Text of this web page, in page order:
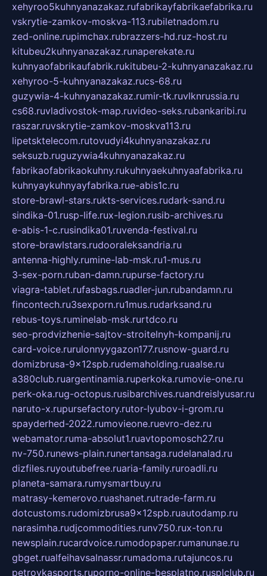
xehyroo5kuhnyanazakaz.rufabrikayfabrikaefabrika.ru
vskrytie-zamkov-moskva-113.rubiletnadom.ru
zed-online.rupimchax.rubrazzers-hd.ruz-host.ru
kitubeu2kuhnyanazakaz.runaperekate.ru
kuhnyaofabrikaufabrik.rukitubeu-2-kuhnyanazakaz.ru
xehyroo-5-kuhnyanazakaz.rucs-68.ru
guzywia-4-kuhnyanazakaz.rumir-tk.ruvlknrussia.ru
cs68.ruvladivostok-map.ruvideo-seks.rubankaribi.ru
raszar.ruvskrytie-zamkov-moskva113.ru
lipetsktelecom.rutovudyi4kuhnyanazakaz.ru
seksuzb.ruguzywia4kuhnyanazakaz.ru
fabrikaofabrikaokuhny.rukuhnyaekuhnyaafabrika.ru
kuhnyaykuhnyayfabrika.rue-abis1c.ru
store-brawl-stars.rukts-services.rudark-sand.ru
sindika-01.rusp-life.rux-legion.rusib-archives.ru
e-abis-1-c.rusindika01.ruvenda-festival.ru
store-brawlstars.rudooraleksandria.ru
antenna-highly.rumine-lab-msk.ru1-mus.ru
3-sex-porn.ruban-damn.rupurse-factory.ru
viagra-tablet.rufasbags.ruadler-jun.rubandamn.ru
fincontech.ru3sexporn.ru1mus.rudarksand.ru
rebus-toys.ruminelab-msk.rurtdco.ru
seo-prodvizhenie-sajtov-stroitelnyh-kompanij.ru
card-voice.rurulonnyygazon177.rusnow-guard.ru
domizbrusa-9x12spb.rudemaholding.ruaalse.ru
a380club.ruargentinamia.ruperkoka.rumovie-one.ru
perk-oka.rug-octopus.rusibarchives.ruandreislyusar.ru
naruto-x.rupursefactory.rutor-lyubov-i-grom.ru
spayderhed-2022.rumovieone.ruevro-dez.ru
webamator.ruma-absolut1.ruavtopomosch27.ru
nv-750.runews-plain.runertansaga.rudelanalad.ru
dizfiles.ruyoutubefree.ruaria-family.ruroadli.ru
planeta-samara.rumysmartbuy.ru
matrasy-kemerovo.ruashanet.rutrade-farm.ru
dotcustoms.rudomizbrusa9x12spb.ruautodamp.ru
narasimha.rudjcommodities.runv750.rux-ton.ru
newsplain.rucardvoice.rumodopaper.rumanunae.ru
gbget.rualfeihavsalnassr.rumadoma.rutajuncos.ru
petrovkasports.ruporno-online-besplatno.rusplclub.ru